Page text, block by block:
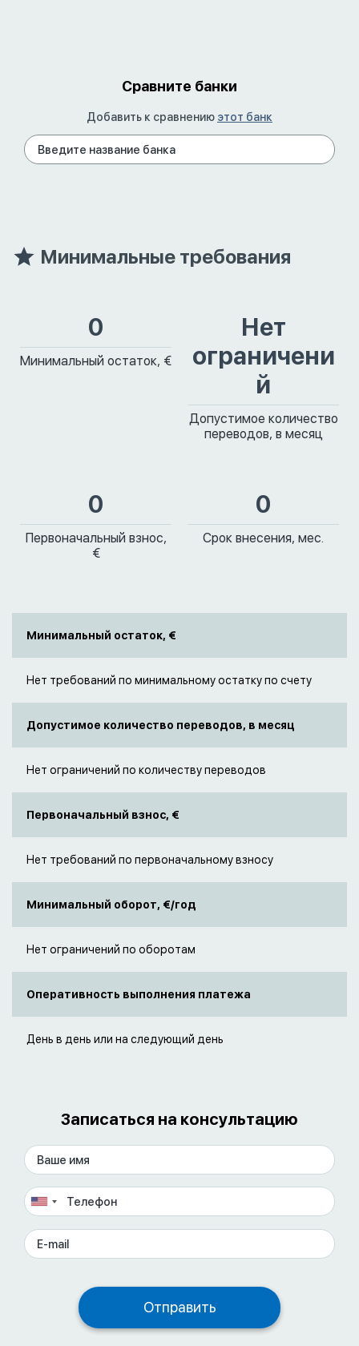
Сравните банки
Добавить к сравнению этот банк
Минимальные требования
0
Минимальный остаток, €
Нет
ограничени
й
Допустимое количество
переводов, в месяц
0
Первоначальный взнос,
€
0
Срок внесения, мес.
Минимальный остаток, €
Нет требований по минимальному остатку по счету
Допустимое количество переводов, в месяц
Нет ограничений по количеству переводов
Первоначальный взнос, €
Нет требований по первоначальному взносу
Минимальный оборот, €/год
Нет ограничений по оборотам
Оперативность выполнения платежа
День в день или на следующий день
Записаться на консультацию